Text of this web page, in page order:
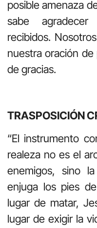
posible amenaza
sabe
recibidos.
nuestra oración
de gracias.
TRASPOSICIÓN
“El instrumento
realeza no es el
enemigos, sino
enjuga los pies
lugar de matar,
lugar de exigir la